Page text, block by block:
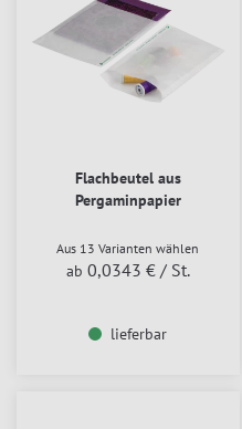
Flachbeutel aus
Pergaminpapier
Aus 13 Varianten wählen
ab 0,0343 € / St.
lieferbar